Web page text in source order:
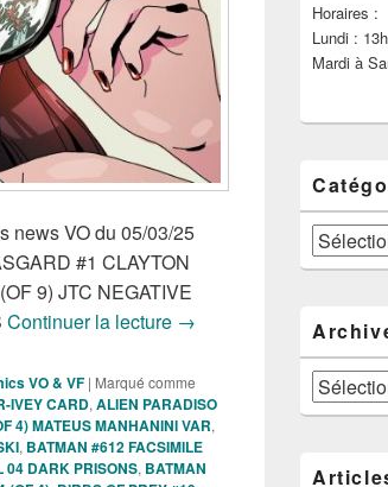
news VO du 05/03/25
#1 CLAYTON
9) JTC NEGATIVE
Continuer la lecture Sorties des Comics VO
→
VO & VF | Marqué comme
IVEY CARD, ALIEN PARADISO
4) MATEUS MANHANINI VAR,
, BATMAN #612 FACSIMILE
04 DARK PRISONS, BATMAN
Horaires :
Lundi :
Mardi à
Catégories
Archives